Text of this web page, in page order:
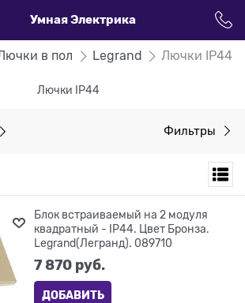
Умная Электрика
в пол Legrand Лючки IP44
Лючки IP44
Фильтры
Блок встраиваемый на 2 модуля
квадратный - IP44. Цвет Бронза.
Legrand(Легранд). 089710
7 870 руб.
ДОБАВИТЬ